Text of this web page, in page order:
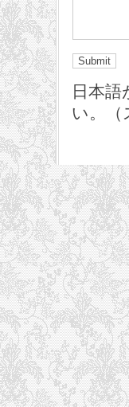
日本
い。（